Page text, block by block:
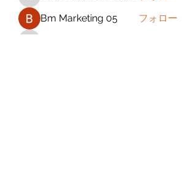
Bm Marketing 05
フォロー